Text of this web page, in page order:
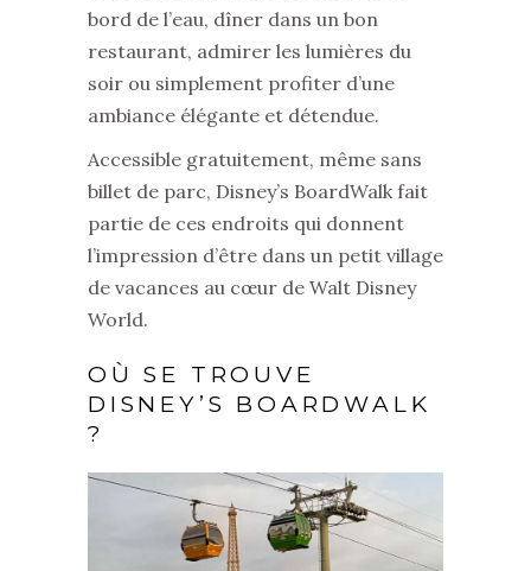
bord de l’eau, dîner dans un bon
restaurant, admirer les lumières du
soir ou simplement profiter d’une
ambiance élégante et détendue.
Accessible gratuitement, même sans
billet de parc, Disney’s BoardWalk fait
partie de ces endroits qui donnent
l’impression d’être dans un petit village
de vacances au cœur de Walt Disney
World.
OÙ SE TROUVE
DISNEY’S BOARDWALK
?